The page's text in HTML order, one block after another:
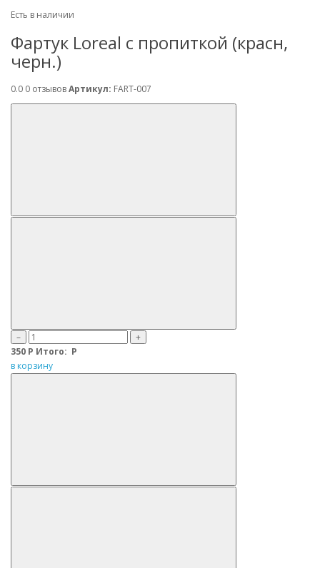
Есть в наличии
Фартук Loreal с пропиткой (красн,
черн.)
0.0 0 отзывовАртикул: FART-007
–
+
350 Р Итого: Р
в корзину